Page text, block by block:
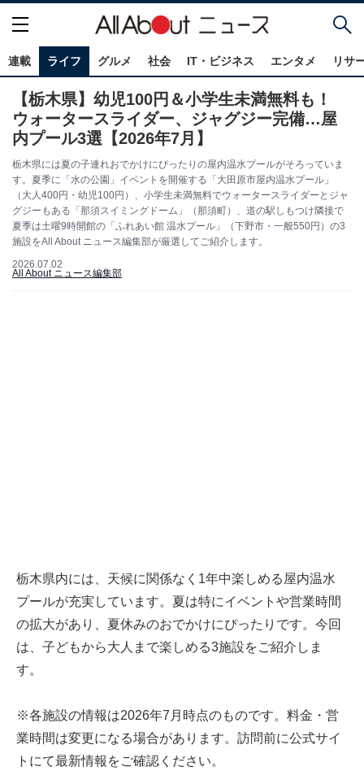
連載 ライフ グルメ 社会 IT・ビジネス エンタメ リサ
【栃木県】幼児100円＆小学生未満無料も！
ウォータースライダー、ジャグジー完備…屋
内プール3選【2026年7月】
栃木県には夏の子連れおでかけにぴったりの屋内温水プールがそろっていま
す。夏季に「水の公園」イベントを開催する「大田原市屋内温水プール」
（大人400円・幼児100円）、小学生未満無料でウォータースライダーとジャ
グジーもある「那須スイミングドーム」（那須町）、道の駅しもつけ隣接で
夏季は土曜9時開館の「ふれあい館 温水プール」（下野市・一般550円）の3
施設をAll About ニュース編集部が厳選してご紹介します。
2026.07.02
All About ニュース編集部
栃木県内には、天候に関係なく1年中楽しめる屋内温水
プールが充実しています。夏は特にイベントや営業時間
の拡大があり、夏休みのおでかけにぴったりです。今回
は、子どもから大人まで楽しめる3施設をご紹介しま
す。
※各施設の情報は2026年7月時点のものです。料金・営
業時間は変更になる場合があります。訪問前に公式サイ
トにて最新情報をご確認ください。